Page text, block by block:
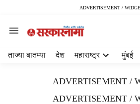
ADVERTISEMENT /
ताज्या बातम्या देश महाराष्ट्र मुंबई
ADVERTISEMENT /
ADVERTISEMENT /